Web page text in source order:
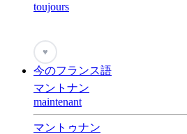
toujours
♥
今のフランス語
マントナン
maintenant
マントゥナン